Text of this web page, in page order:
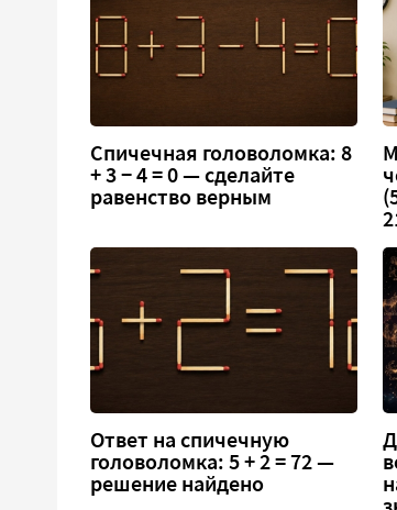
Спичечная головоломка: 8
+ 3 − 4 = 0 — сделайте
равенство верным
Ответ на спичечную
головоломка: 5 + 2 = 72 —
решение найдено